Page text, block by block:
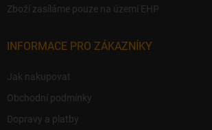
Zboží zasíláme pouze na území EHP
INFORMACE PRO ZÁKAZNÍKY
Jak nakupovat
Obchodní podmínky
Dopravy a platby